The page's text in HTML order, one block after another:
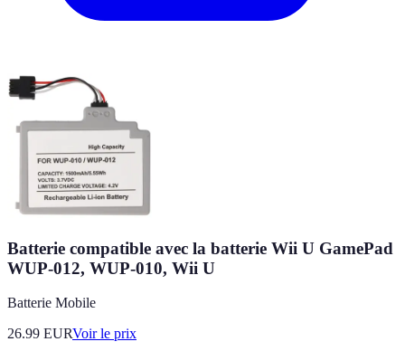
Batterie compatible avec la batterie Wii U GamePad
WUP-012, WUP-010, Wii U
Batterie Mobile
26.99 EURVoir le prix